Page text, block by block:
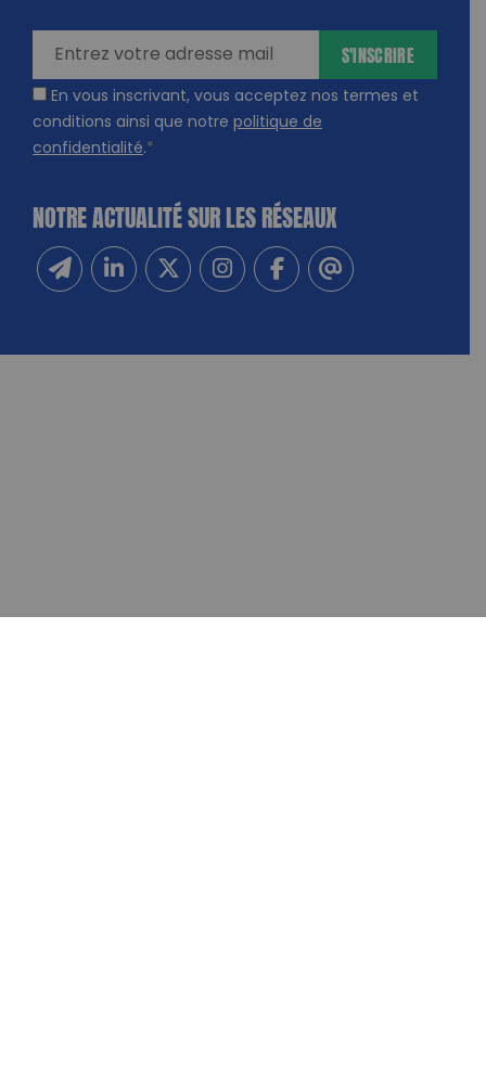
En vous inscrivant, vous acceptez nos termes et
conditions ainsi que notre politique de
confidentialité.*
S'INSCRIRE
NOTRE ACTUALITÉ SUR LES RÉSEAUX